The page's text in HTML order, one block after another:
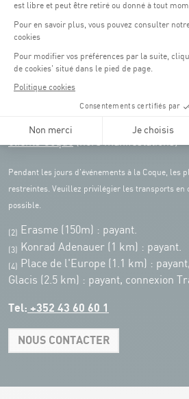
Pensez à vous informer des horaires
Accès :
COQUE • 2 rue Léon Hengen,
Parking Coque : payant - 3
clients Coque(hors manifestations)
Pendant les jours d'événements à la Coque, les
restreintes. Veuillez privilégier les transports en
possible.
(2) Erasme (150m) : payant.
(3) Konrad Adenauer (1 km) : payant.
(4)
Place de l'Europe (1.1 km) :
Glacis (2.5 km) : payant, connexion
Tel: +352 43 60 60 1
NOUS CONTACTER
+
Leaflet|Map tiles by Carto, under CC BY 3.0.